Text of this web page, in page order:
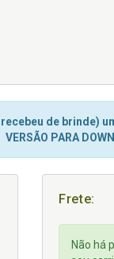
de brinde)
VERSÃO PARA
Frete:
Não há